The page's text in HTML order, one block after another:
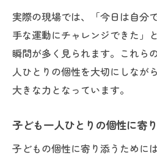
自分らしく育つための保
個性を尊重する保育
術
放課後等デイサービ
例
個性に寄り添う環境づ
保育士自身も個性を
実際の現場では、「今日は自分
手な運動にチャレンジできた」
瞬間が多く見られます。これら
人ひとりの個性を大切にしなが
大きな力となっています。
子ども一人ひとりの個性に寄
子どもの個性に寄り添うために